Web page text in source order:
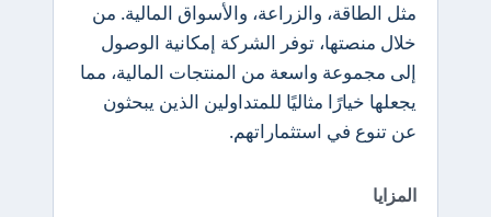
مثل الطاقة، والزراعة، والأسواق المالية. من
خلال منصتها، توفر الشركة إمكانية الوصول
إلى مجموعة واسعة من المنتجات المالية، مما
يجعلها خيارًا مثاليًا للمتداولين الذين يبحثون
عن تنوع في استثماراتهم.
المزايا